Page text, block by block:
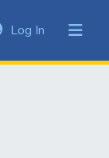
Log In (current)